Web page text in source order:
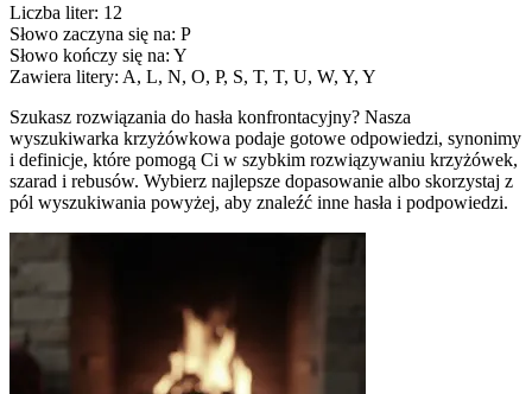
Liczba liter: 12
Słowo zaczyna się na: P
Słowo kończy się na: Y
Zawiera litery: A, L, N, O, P, S, T, T, U, W, Y, Y
Szukasz rozwiązania do hasła konfrontacyjny? Nasza
wyszukiwarka krzyżówkowa podaje gotowe odpowiedzi, synonimy
i definicje, które pomogą Ci w szybkim rozwiązywaniu krzyżówek,
szarad i rebusów. Wybierz najlepsze dopasowanie albo skorzystaj z
pól wyszukiwania powyżej, aby znaleźć inne hasła i podpowiedzi.